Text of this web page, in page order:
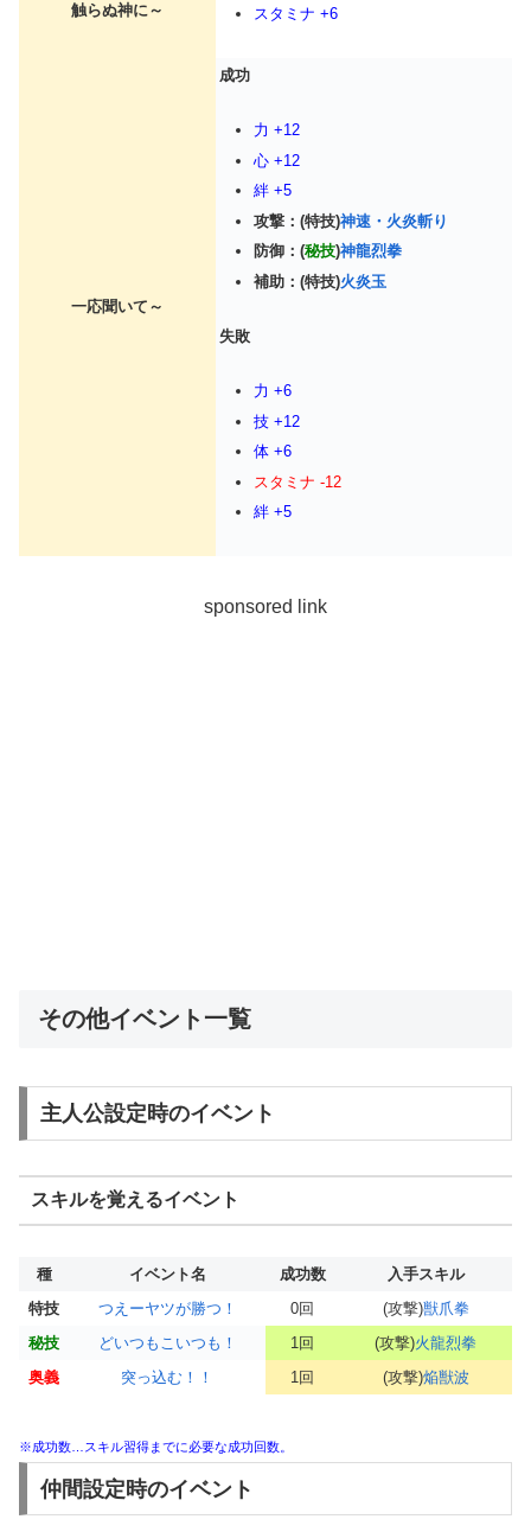
触らぬ神に～
スタミナ +6
一応聞いて～
成功
力 +12
心 +12
絆 +5
攻撃：(特技)神速・火炎斬り
防御：(秘技)神龍烈拳
補助：(特技)火炎玉
失敗
力 +6
技 +12
体 +6
スタミナ -12
絆 +5
sponsored link
その他イベント一覧
主人公設定時のイベント
スキルを覚えるイベント
種 イベント名 成功数
入手スキル
特技
つえーヤツが勝つ！ 0回 (攻撃)獣爪拳
秘技
どいつもこいつも！ 1回 (攻撃)火龍烈拳
奥義
突っ込む！！ 1回 (攻撃)焔獣波
※成功数…スキル習得までに必要な成功回数。
仲間設定時のイベント